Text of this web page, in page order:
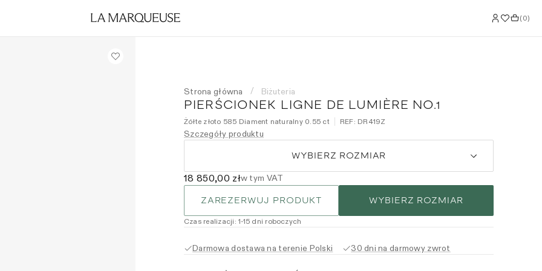
(0)
Strona główna / Biżuteria
PIERŚCIONEK LIGNE DE LUMIÈRE NO.1
Żółte złoto 585 Diament naturalny 0.55 ct REF: DR419Z
Szczegóły produktu
WYBIERZ ROZMIAR
18 850,00 złw tym VAT
ZAREZERWUJ PRODUKT WYBIERZ ROZMIAR
Czas realizacji :1-15 dni roboczych
Darmowa dostawa na terenie Polski 30 dni na darmowy zwrot